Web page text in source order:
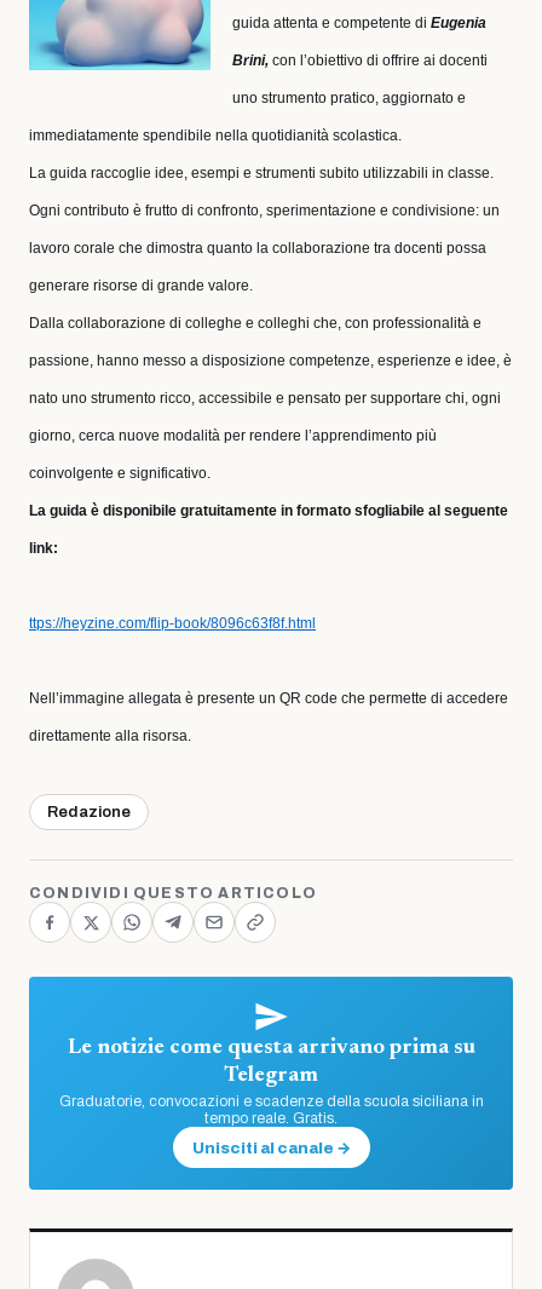
guida attenta e competente di Eugenia
Brini, con l’obiettivo di offrire ai docenti
uno strumento pratico, aggiornato e
immediatamente spendibile nella quotidianità scolastica.
La guida raccoglie idee, esempi e strumenti subito utilizzabili in classe.
Ogni contributo è frutto di confronto, sperimentazione e condivisione: un
lavoro corale che dimostra quanto la collaborazione tra docenti possa
generare risorse di grande valore.
Dalla collaborazione di colleghe e colleghi che, con professionalità e
passione, hanno messo a disposizione competenze, esperienze e idee, è
nato uno strumento ricco, accessibile e pensato per supportare chi, ogni
giorno, cerca nuove modalità per rendere l’apprendimento più
coinvolgente e significativo.
La guida è disponibile gratuitamente in formato sfogliabile al seguente
link:
ttps://heyzine.com/flip-book/8096c63f8f.html
Nell’immagine allegata è presente un QR code che permette di accedere
direttamente alla risorsa.
Redazione
CONDIVIDI QUESTO ARTICOLO
Le notizie come questa arrivano prima su
Telegram
Graduatorie, convocazioni e scadenze della scuola siciliana in
tempo reale. Gratis.
Unisciti al canale →